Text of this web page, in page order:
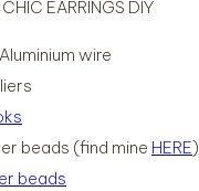
wire
beads (find mine HERE)
beads